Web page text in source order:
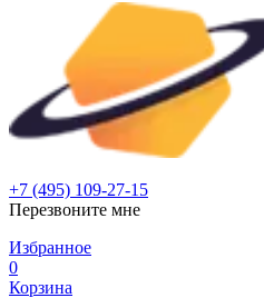
+7 (495) 109-27-15
Перезвоните мне
Избранное
0
Корзина